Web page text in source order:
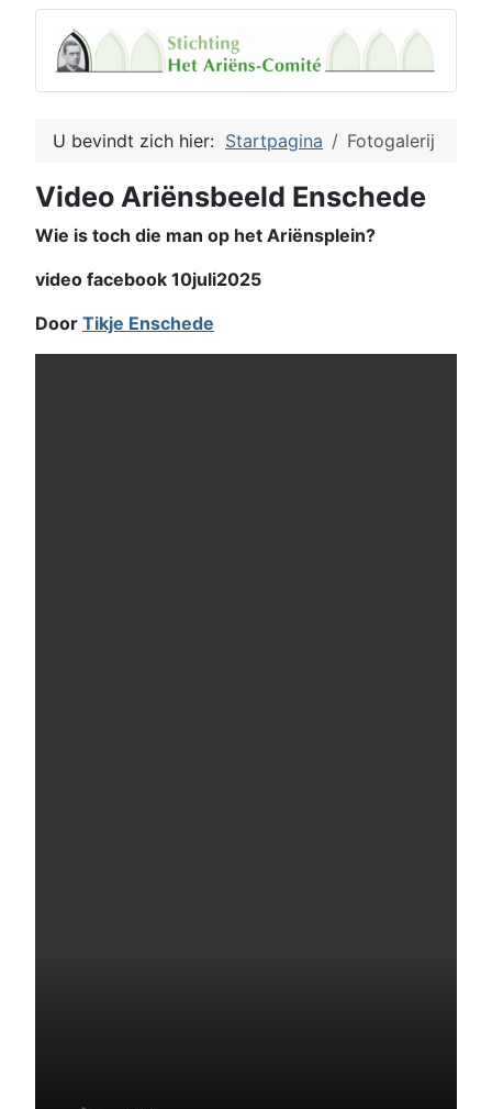
U bevindt zich hier: Startpagina Fotogalerij
Video Ariënsbeeld Enschede
Wie is toch die man op het Ariënsplein?
video facebook 10juli2025
Door Tikje Enschede